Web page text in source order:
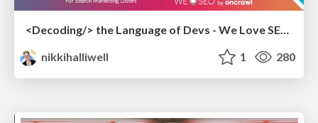
nikkihalliwell
1 280